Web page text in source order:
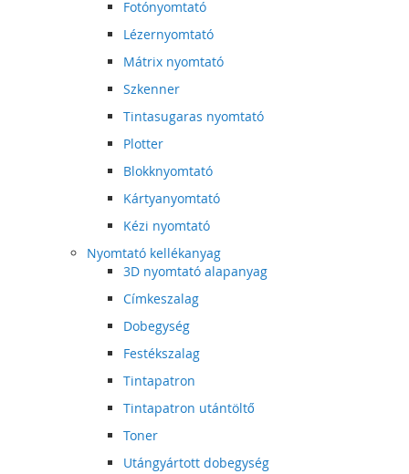
Fotónyomtató
Lézernyomtató
Mátrix nyomtató
Szkenner
Tintasugaras nyomtató
Plotter
Blokknyomtató
Kártyanyomtató
Kézi nyomtató
Nyomtató kellékanyag
3D nyomtató alapanyag
Címkeszalag
Dobegység
Festékszalag
Tintapatron
Tintapatron utántöltő
Toner
Utángyártott dobegység